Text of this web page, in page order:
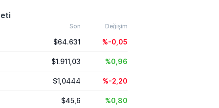
2011 yılından
dönemde
zayıf stok verisi
konusundaki
Son Değişim
$64.631 %-0,05
$1.911,03 %0,96
$1,0444 %-2,20
$45,6 %0,80